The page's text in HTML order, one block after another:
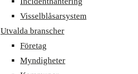
Visselblåsarsystem
Utvalda branscher
Företag
Myndigheter